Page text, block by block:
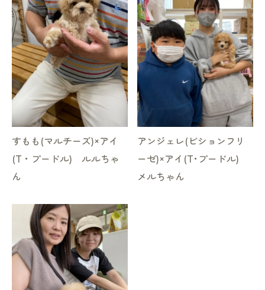
すもも(マルチーズ)×アイ
(T・プードル) ルルちゃ
ん
アンジェレ(ビションフリ
ーゼ)×アイ(T･プードル)
メルちゃん